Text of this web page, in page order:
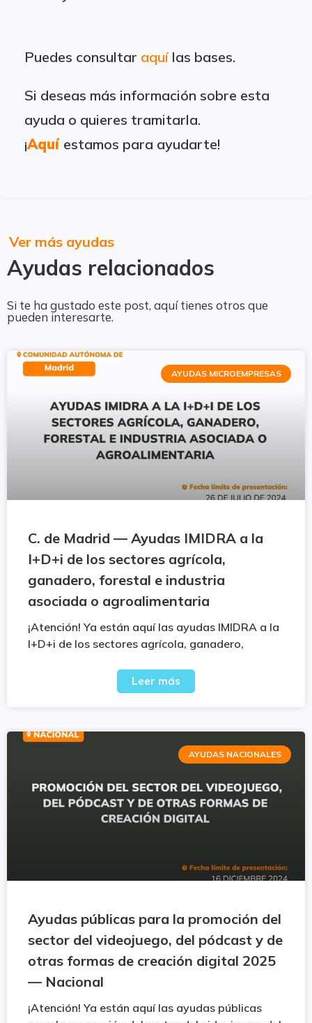
Puedes consultar aquílas bases.
Si deseas más información sobre esta
ayuda o quieres tramitarla.
¡Aquí estamos para ayudarte!
Ayudas relacionados
Ver más ayudas
Si te ha gustado este post, aquí tienes otros que
pueden interesarte.
AYUDAS MICROEMPRESAS
C. de Madrid — Ayudas IMIDRA a la
I+D+i de los sectores agrícola,
ganadero, forestal e industria
asociada o agroalimentaria
¡Atención! Ya están aquí las ayudas IMIDRA a la
I+D+i de los sectores agrícola, ganadero,
Leer más
AYUDAS NACIONALES
Ayudas públicas para la promoción del
sector del videojuego, del pódcast y de
otras formas de creación digital 2025
— Nacional
¡Atención! Ya están aquí las ayudas públicas